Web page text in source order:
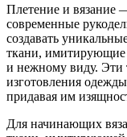
Плетение и вязание
современные
создавать
ткани, имитирующие
и нежному виду. Эти
изготовления
придавая им
Для начинающих